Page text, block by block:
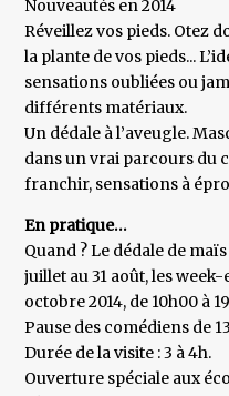
Nouveautés en 2014
Réveillez vos pieds. Otez
la plante de vos pieds...
sensations oubliées ou
différents matériaux.
Un dédale à l’aveugle.
dans un vrai parcours du
franchir, sensations à
En pratique…
Quand ? Le dédale de
juillet au 31 août, les
octobre 2014, de 10h00 à
Pause des comédiens de
Durée de la visite : 3 à 4h.
Ouverture spéciale aux